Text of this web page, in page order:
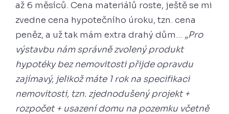
až 6 měsíců. Cena materiálů roste, ještě se mi
zvedne cena hypotečního úroku, tzn. cena
peněz, a už tak mám extra drahý dům… „Pro
výstavbu nám správně zvolený produkt
hypotéky bez nemovitosti přijde opravdu
zajímavý, jelikož máte 1 rok na specifikaci
nemovitosti, tzn. zjednodušený projekt +
rozpočet + usazení domu na pozemku včetně